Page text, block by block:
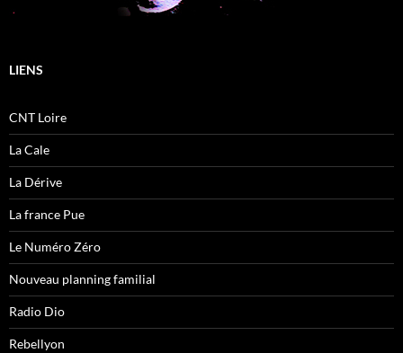
LIENS
CNT Loire
La Cale
La Dérive
La france Pue
Le Numéro Zéro
Nouveau planning familial
Radio Dio
Rebellyon